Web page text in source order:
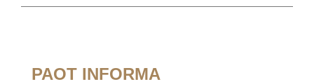
PAOT INFORMA